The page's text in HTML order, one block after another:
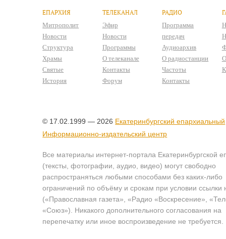
ЕПАРХИЯ
Митрополит
Новости
Структура
Храмы
Святые
История
ТЕЛЕКАНАЛ
Эфир
Новости
Программы
О телеканале
Контакты
Форум
РАДИО
Программа
передач
Аудиоархив
О радиостанции
Частоты
Контакты
© 17.02.1999 — 2026 Екатеринбургский епархиальный
Информационно-издательский центр
Все материалы интернет-портала Екатеринбургской
(тексты, фотографии, аудио, видео) могут свободно
распространяться любыми способами без каких-либо
ограничений по объёму и срокам при условии ссылки
(«Православная газета», «Радио «Воскресение»,
«Союз»). Никакого дополнительного согласования на
перепечатку или иное воспроизведение не требуется.